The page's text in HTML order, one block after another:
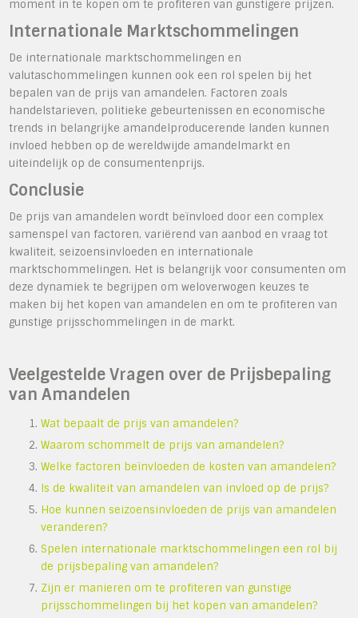
moment in te kopen om te profiteren van gunstigere prijzen.
Internationale Marktschommelingen
De internationale marktschommelingen en
valutaschommelingen kunnen ook een rol spelen bij het
bepalen van de prijs van amandelen. Factoren zoals
handelstarieven, politieke gebeurtenissen en economische
trends in belangrijke amandelproducerende landen kunnen
invloed hebben op de wereldwijde amandelmarkt en
uiteindelijk op de consumentenprijs.
Conclusie
De prijs van amandelen wordt beïnvloed door een complex
samenspel van factoren, variërend van aanbod en vraag tot
kwaliteit, seizoensinvloeden en internationale
marktschommelingen. Het is belangrijk voor consumenten om
deze dynamiek te begrijpen om weloverwogen keuzes te
maken bij het kopen van amandelen en om te profiteren van
gunstige prijsschommelingen in de markt.
Veelgestelde Vragen over de Prijsbepaling
van Amandelen
Wat bepaalt de prijs van amandelen?
Waarom schommelt de prijs van amandelen?
Welke factoren beïnvloeden de kosten van amandelen?
Is de kwaliteit van amandelen van invloed op de prijs?
Hoe kunnen seizoensinvloeden de prijs van amandelen
veranderen?
Spelen internationale marktschommelingen een rol bij
de prijsbepaling van amandelen?
Zijn er manieren om te profiteren van gunstige
prijsschommelingen bij het kopen van amandelen?